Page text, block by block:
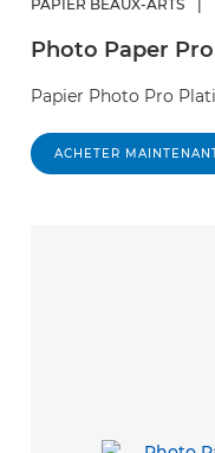
PAPIER BEAUX-ARTS
Photo Paper Pro
Papier Photo Pro
ACHETER